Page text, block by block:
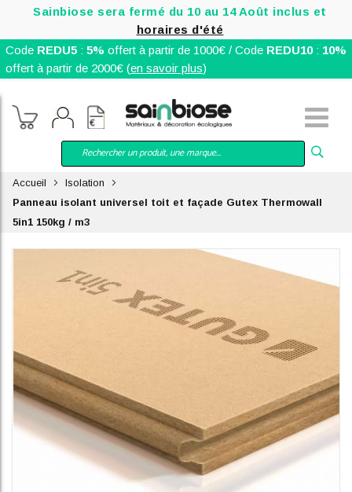
Sainbiose sera fermé du 10 au 14 Août inclus et
horaires d'été
Code REDU5: 5% offert à partir de 1000€ / Code REDU10: 10%
offert à partir de 2000€ (en savoir plus)
Accueil
Isolation
Panneau isolant universel toit et façade Gutex Thermowall
5in1 150kg / m3
gallery